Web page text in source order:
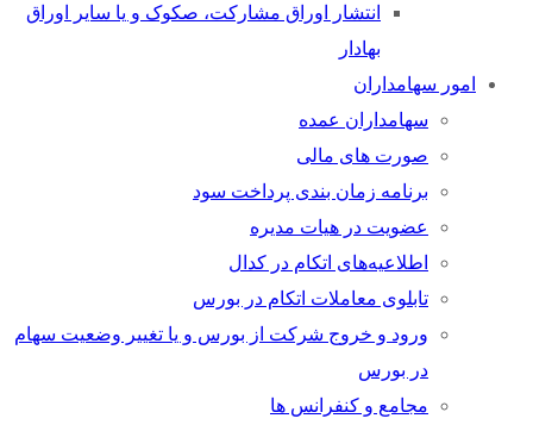
انتشار اوراق مشارکت، صکوک و یا سایر اوراق
بهادار
امور سهامداران
سهامداران عمده
صورت های مالی
برنامه زمان بندی پرداخت سود
عضویت در هیات مدیره
اطلاعیه‌های اتکام در کدال
تابلوی معاملات اتکام در بورس
ورود و خروج شرکت از بورس و یا تغییر وضعیت سهام
در بورس
مجامع و کنفرانس ها